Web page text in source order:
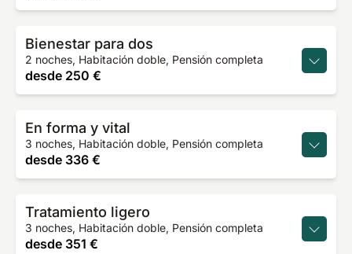
Bienestar para dos
2 noches, Habitación doble, Pensión completa
desde 250 €
En forma y vital
3 noches, Habitación doble, Pensión completa
desde 336 €
Tratamiento ligero
3 noches, Habitación doble, Pensión completa
desde 351 €